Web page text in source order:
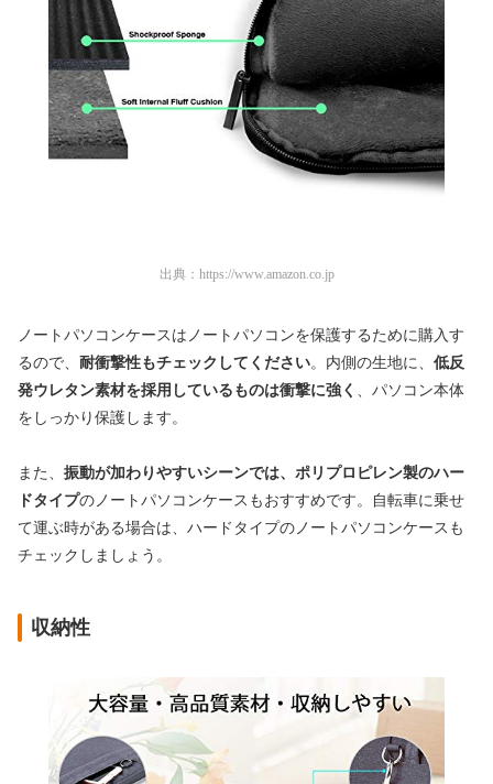
出典： https://www.amazon.co.jp
ノートパソコンケースはノートパソコンを保護するために購入す
るので、 耐衝撃性もチェックしてください。内側の生地に、 低反
発ウレタン素材を採用しているものは衝撃に強く 、パソコン本体
をしっかり保護します。
また、 振動が加わりやすいシーンでは、ポリプロピレン製のハー
ドタイプのノートパソコンケースもおすすめです。自転車に乗せ
て運ぶ時がある場合は、ハードタイプのノートパソコンケースも
チェックしましょう。
収納性